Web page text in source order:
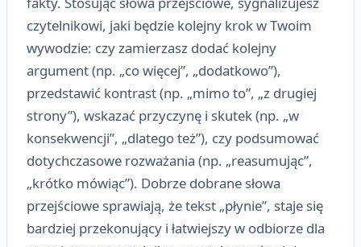
czytelnikowi, jaki będzie kolejny krok w Twoim
wywodzie: czy zamierzasz dodać kolejny
argument (np. „co więcej”, „dodatkowo”),
przedstawić kontrast (np. „mimo to”, „z drugiej
strony”), wskazać przyczynę i skutek (np. „w
konsekwencji”, „dlatego też”), czy podsumować
dotychczasowe rozważania (np. „reasumując”,
„krótko mówiąc”). Dobrze dobrane słowa
przejściowe sprawiają, że tekst „płynie”, staje się
bardziej przekonujący i łatwiejszy w odbiorze dla